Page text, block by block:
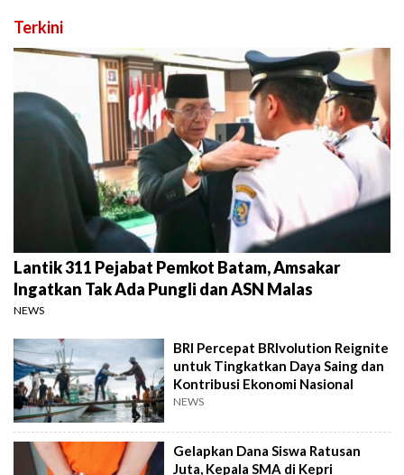
Terkini
Lantik 311 Pejabat Pemkot Batam, Amsakar
Ingatkan Tak Ada Pungli dan ASN Malas
NEWS
BRI Percepat BRIvolution Reignite
untuk Tingkatkan Daya Saing dan
Kontribusi Ekonomi Nasional
NEWS
Gelapkan Dana Siswa Ratusan
Juta, Kepala SMA di Kepri